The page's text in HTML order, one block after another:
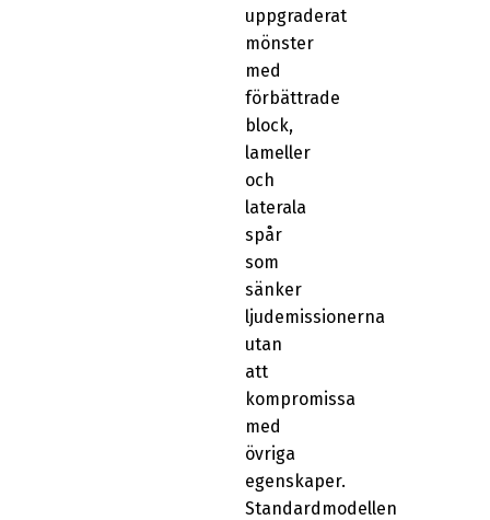
uppgraderat
mönster
med
förbättrade
block,
lameller
och
laterala
spår
som
sänker
ljudemissionerna
utan
att
kompromissa
med
övriga
egenskaper.
Standardmodellen